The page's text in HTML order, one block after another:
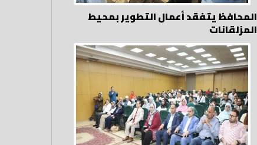
المحافظ يتفقد أعمال التطوير بمحيط
المزلقانات